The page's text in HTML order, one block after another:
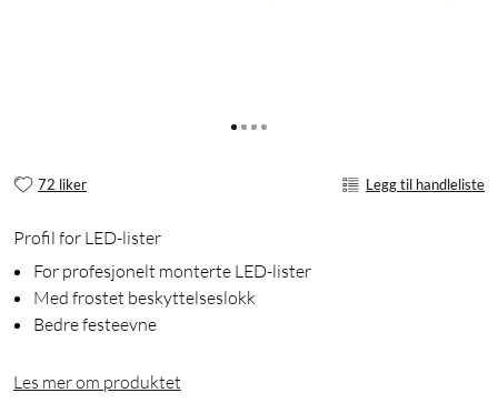
72 liker Legg til handleliste
Profil for LED-lister
For profesjonelt monterte LED-lister
Med frostet beskyttelseslokk
Bedre festeevne
Les mer om produktet